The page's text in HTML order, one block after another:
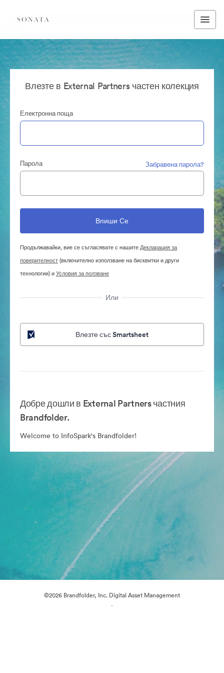
Влезте в External Partners частен колекция
Електронна поща
Парола Забравена парола?
Продължавайки, вие се съгласявате с нашитеДекларация за
поверителност(включително използване на бисквитки и други
технологии) иУсловия за ползване
Или
Влезте със Smartsheet
Добре дошли в External Partners частния
Brandfolder.
Welcome to InfoSpark's Brandfolder!
©2026 Brandfolder, Inc. Digital Asset Management
·